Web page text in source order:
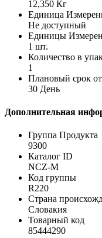
12,350 Кг
Единица
Не доступный
Единицы
1 шт.
Количество в
1
Плановый срок
30 День
Дополнительная
Группа Продукта
9300
Каталог ID
NCZ-M
Код группы
R220
Страна
Словакия
Товарный код
85444290